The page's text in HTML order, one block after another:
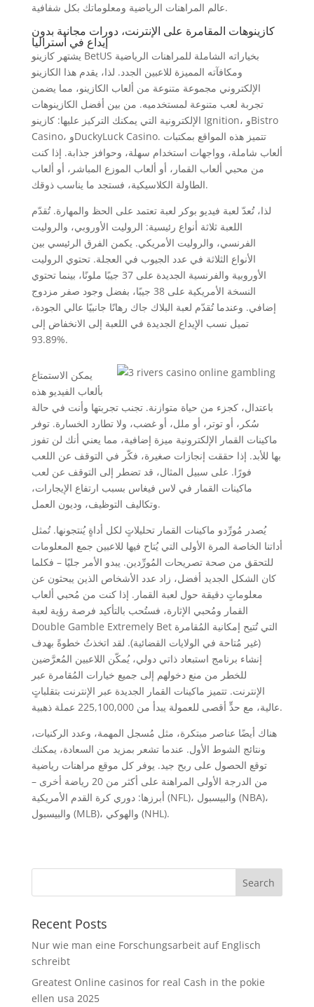
عالم المراهنات الرياضية ومعلوماتك بكل شفافية.
كازينوهات المقامرة على الإنترنت، دورات مجانية بدون
إيداع في أستراليا
يشتهر كازينو BetUS بخياراته الشاملة للمراهنات الرياضية
ومكافآته المميزة للاعبين الجدد. لذا، يقدم هذا الكازينو
الإلكتروني مجموعة متنوعة من ألعاب الكازينو، مما يضمن
تجربة لعب متنوعة لمستخدميه. من بين أفضل الكازينوهات
الإلكترونية التي يمكنك التركيز عليها: كازينو Ignition، وBistro
Casino، وDuckyLuck Casino. تتميز هذه المواقع بمكتبات
ألعاب شاملة، وواجهات استخدام سهلة، وحوافز جذابة. إذا كنت
من محبي ألعاب القمار، أو ألعاب الموزع المباشر، أو ألعاب
الطاولة الكلاسيكية، فستجد ما يناسب ذوقك.
لذا، تُعدّ لعبة فيديو بوكر لعبة تعتمد على الحظ والمهارة. تُقدّم
اللعبة ثلاثة أنواع رئيسية: الروليت الأوروبي، والروليت
الفرنسي، والروليت الأمريكي. يكمن الفرق الرئيسي بين
الأنواع الثلاثة في عدد الجيوب في العجلة. تحتوي الروليت
الأوروبية والفرنسية الجديدة على 37 جيبًا ملونًا، بينما تحتوي
النسخة الأمريكية على 38 جيبًا، بفضل وجود صفر مزدوج
إضافي. وعندما تُقدّم لعبة البلاك جاك رهانًا جانبيًا عالي الجودة،
تميل نسب الإيداع الجديدة في اللعبة إلى الانخفاض إلى
93.89%.
يمكن الاستمتاع
بألعاب الفيديو هذه
باعتدال، كجزء من حياة متوازنة. تجنب تجربتها وأنت في حالة
سُكر، أو توتر، أو ملل، أو غضب، ولا تطارد الخسارة. توفر
ماكينات القمار الإلكترونية ميزة إضافية، مما يعني أنك لن تفوز
بها للأبد. إذا حققت إنجازات صغيرة، فكّر في التوقف عن اللعب
فورًا. على سبيل المثال، قد تضطر إلى التوقف عن لعب
ماكينات القمار في لاس فيغاس بسبب ارتفاع الإيجارات،
وتكاليف التوظيف، وديون العمل.
يُصدر مُورِّدو ماكينات القمار تحليلاتٍ لكل أداةٍ يُنتجونها. تُمثل
أداتنا الخاصة المرة الأولى التي يُتاح فيها للاعبين جمع المعلومات
للتحقق من صحة تصريحات المُورِّدين. يبدو الأمر جليًا – فكلما
كان الشكل الجديد أفضل، زاد عدد الأشخاص الذين يبحثون عن
معلوماتٍ دقيقة حول لعبة القمار. إذا كنت من مُحبي ألعاب
القمار ومُحبي الإثارة، فستُحب بالتأكيد فرصة رؤية لعبة
Double Gamble Extremely Bet التي تُتيح إمكانية المُقامرة
(غير مُتاحة في الولايات القضائية). لقد اتخذتُ خطوةً بهدف
إنشاء برنامج استبعاد ذاتي دولي، يُمكّن اللاعبين المُعرَّضين
للخطر من منع دخولهم إلى جميع خيارات المُقامرة عبر
الإنترنت. تتميز ماكينات القمار الجديدة عبر الإنترنت بتقلباتٍ
عالية، مع حدٍّ أقصى للعمولة يبدأ من 225,100,000 عملة ذهبية.
هناك أيضًا عناصر مبتكرة، مثل مُسجل المهمة، وعدد الركنيات،
ونتائج الشوط الأول. عندما تشعر بمزيد من السعادة، يمكنك
توقع الحصول على ربح جيد. يوفر كل موقع مراهنات رياضية
من الدرجة الأولى المراهنة على أكثر من 20 رياضة أخرى –
أبرزها: دوري كرة القدم الأمريكية (NFL)، والبيسبول (NBA)،
والبيسبول (MLB)، والهوكي (NHL).
Recent Posts
Nur wie man eine Forschungsarbeit auf Englisch
schreibt
Greatest Online casinos for real Cash in the pokie
ellen usa 2025